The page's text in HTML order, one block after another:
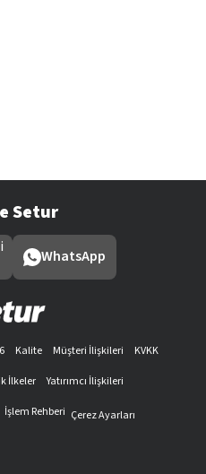
Setur
WhatsApp
Kalite Müşteri İlişkileri
KVKK
İlkeler
Yatırımcı İlişkileri
İşlem Rehberi Çerez Ayarları